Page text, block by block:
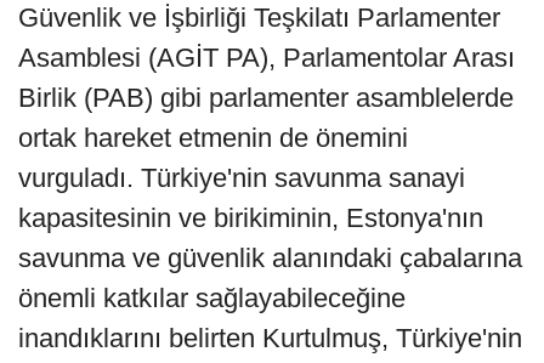
Güvenlik ve İşbirliği Teşkilatı Parlamenter
Asamblesi (AGİT PA), Parlamentolar Arası
Birlik (PAB) gibi parlamenter asamblelerde
ortak hareket etmenin de önemini
vurguladı. Türkiye'nin savunma sanayi
kapasitesinin ve birikiminin, Estonya'nın
savunma ve güvenlik alanındaki çabalarına
önemli katkılar sağlayabileceğine
inandıklarını belirten Kurtulmuş, Türkiye'nin